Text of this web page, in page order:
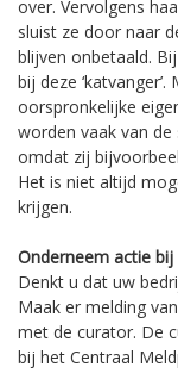
over. Vervolgens
sluist ze door naar
blijven onbetaald.
bij deze
oorspronkelijke
worden vaak van
omdat zij
Het is niet altijd
krijgen.
Onderneem actie
Denkt u dat uw
Maak er melding
met de curator. De
bij het Centraal